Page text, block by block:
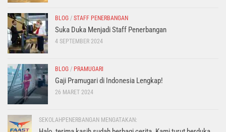
BLOG / STAFF PENERBANGAN
Suka Duka Menjadi Staff Penerbangan
4 SEPTEMBER 2024
BLOG / PRAMUGARI
Gaji Pramugari di Indonesia Lengkap!
26 MARET 2024
SEKOLAHPENERBANGAN MENGATAKAN: